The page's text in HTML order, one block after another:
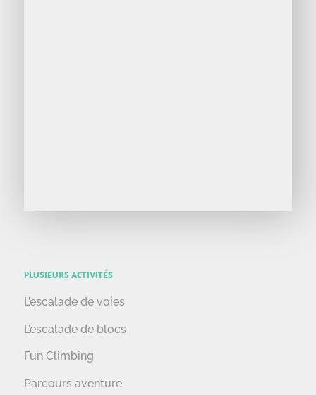
PLUSIEURS ACTIVITÉS
L’escalade de voies
L’escalade de blocs
Fun Climbing
Parcours aventure